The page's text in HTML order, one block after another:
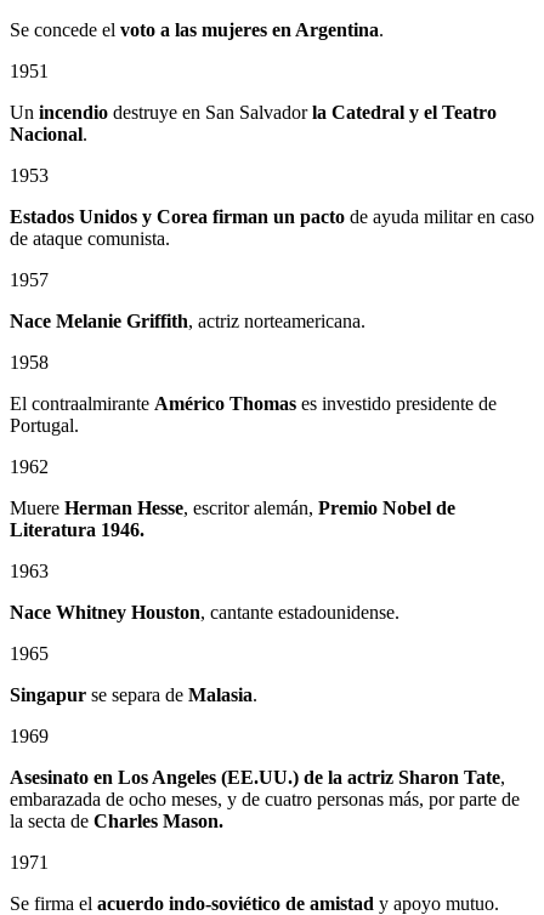
Se concede el voto a las mujeres en Argentina.
1951
Un incendio destruye en San Salvadorla Catedral y el Teatro
Nacional.
1953
Estados Unidos y Corea firman un pacto de ayuda militar en caso
de ataque comunista.
1957
Nace Melanie Griffith, actriz norteamericana.
1958
El contraalmirante Américo Thomas es investido presidente de
Portugal.
1962
Muere Herman Hesse, escritor alemán, Premio Nobel de
Literatura 1946.
1963
Nace Whitney Houston, cantante estadounidense.
1965
Singapur se separa de Malasia.
1969
Asesinato en Los Angeles (EE.UU.) de la actriz Sharon Tate,
embarazada de ocho meses, y de cuatro personas más, por parte de
la secta de Charles Mason.
1971
Se firma el acuerdo indo-soviético de amistad y apoyo mutuo.